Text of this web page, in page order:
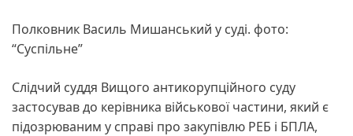
Полковник Василь Мишанський у суді. фото:
“Суспільне”
Слідчий суддя Вищого антикорупційного суду
застосував до керівника військової частини, який є
підозрюваним у справі про закупівлю РЕБ і БПЛА,